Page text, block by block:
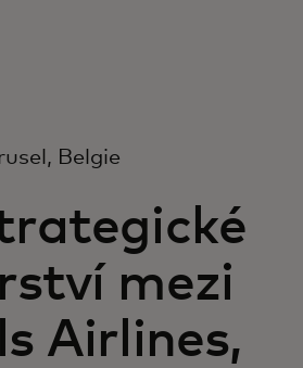
Belgie
mezi
Airlines,